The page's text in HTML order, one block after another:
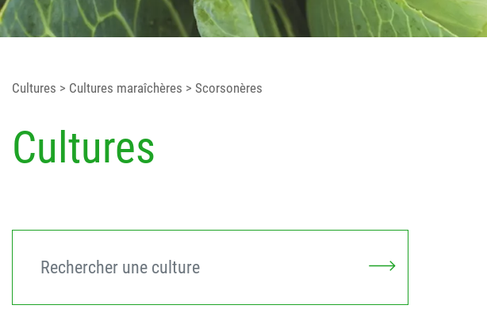
Cultures > Cultures maraîchères > Scorsonères
Cultures